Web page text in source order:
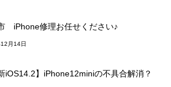
iPhone修理お任せください♪
月14日
iOS14.2】iPhone12miniの不具合解消？